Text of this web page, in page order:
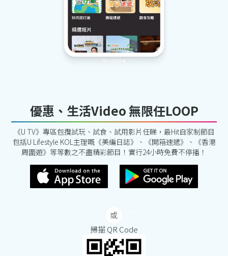
優惠、生活Video 無限任LOOP
《U TV》專區包攬試玩、試食、試用影片任睇，最Hit自家制節目
包括U Lifestyle KOL主理嘅《美編日誌》、《開箱速遞》、《香港
周圍遊》等等數之不盡精彩節目！實行24小時免費不停播！
掃描 QR Code